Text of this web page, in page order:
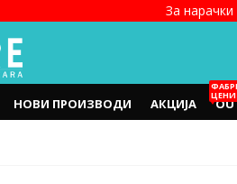
За
НОВИ ПРОИЗВОДИ АКЦИЈА
ЦЕНИ